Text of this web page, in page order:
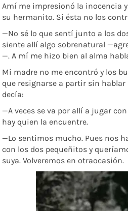
Amí me impresionó la inocencia
su hermanito. Si ésta no los
—No sé lo que sentí junto a los
siente allí algo sobrenatural
—. A mí me hizo bien al alma
Mi madre no me encontró y los
que resignarse a partir sin
decía:
—A veces se va por allí a jugar
hay quien la encuentre.
—Lo sentimos mucho. Pues nos
con los dos pequeñitos y
suya. Volveremos en otraocasión.